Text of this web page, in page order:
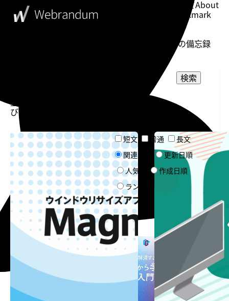
このブログについてAbout
Bookmark
ウェブデザイナーの備忘録
並
び：
ウインドウリサイズ
Magnet
Magnet
Raycast
Alfred
BetterTouchTool
Keyboard Maestro
検索
文章量 短文 普通 長文
ソート 関連度順
更新日順
人気順
作成日順
ランダム
告知